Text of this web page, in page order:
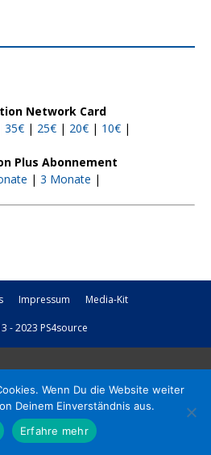
Network Card
35€ | 25€ | 20€ | 10€ |
Plus Abonnement
| 3 Monate |
Impressum Media-Kit
- 2023 PS4source
Wenn Du die Website weiter
Deinem Einverständnis aus.
Erfahre mehr